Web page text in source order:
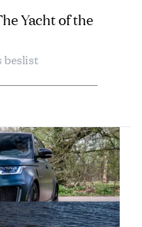
Yacht of the
beslist